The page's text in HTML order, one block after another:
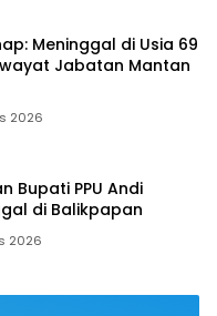
Meninggal di Usia 69
Jabatan Mantan
2026
Bupati PPU Andi
di Balikpapan
2026